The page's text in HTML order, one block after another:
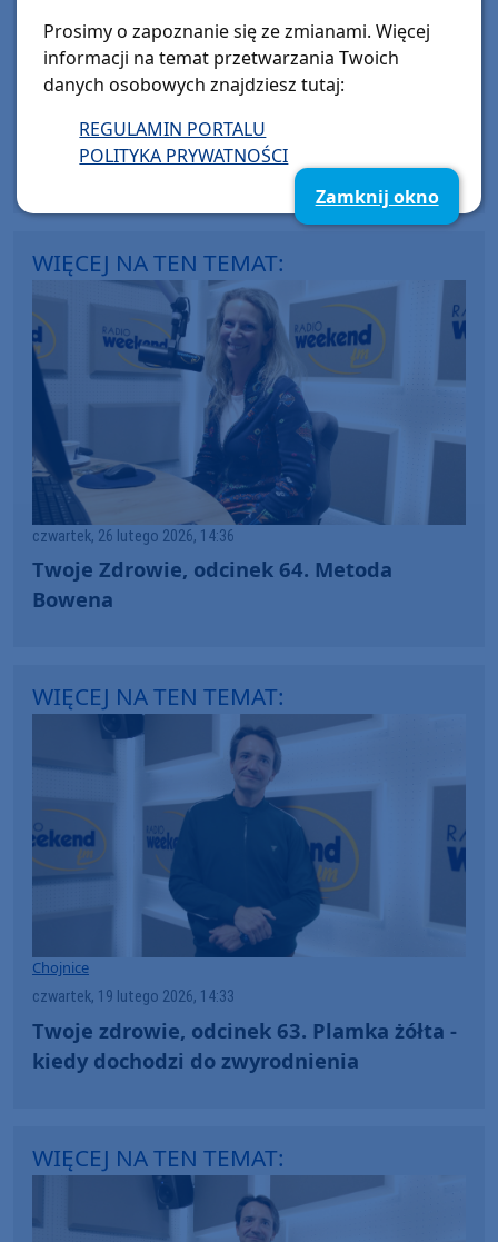
Chojnice
Twoje Zdrowie, odcinek 65. Dbamy o
słuch, nie tylko od święta
WIĘCEJ NA TEN TEMAT:
czwartek, 26 lutego 2026, 14:36
Twoje Zdrowie, odcinek 64. Metoda
Bowena
WIĘCEJ NA TEN TEMAT:
Chojnice
czwartek, 19 lutego 2026, 14:33
Twoje zdrowie, odcinek 63. Plamka żółta -
kiedy dochodzi do zwyrodnienia
WIĘCEJ NA TEN TEMAT:
Prosimy o zapoznanie się ze zmianami. Więcej
informacji na temat przetwarzania Twoich
danych osobowych znajdziesz tutaj:
REGULAMIN PORTALU
POLITYKA PRYWATNOŚCI
Zamknij okno